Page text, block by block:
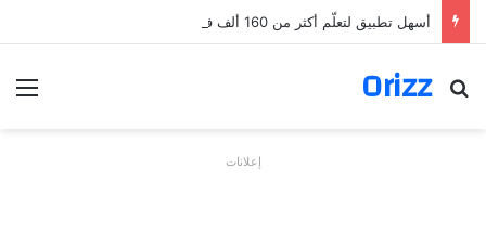
أسهل تطبيق لتعلّم أكثر من 160 ألف فعل بالألمانية
Orizz
بحث عن
إعلانات